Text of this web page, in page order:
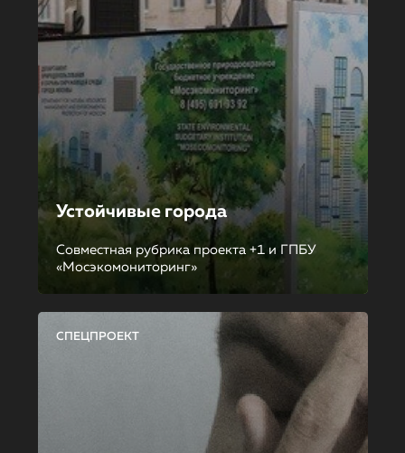
Устойчивые города
Совместная рубрика проекта +1 и ГПБУ
«Мосэкомониторинг»
СПЕЦПРОЕКТ